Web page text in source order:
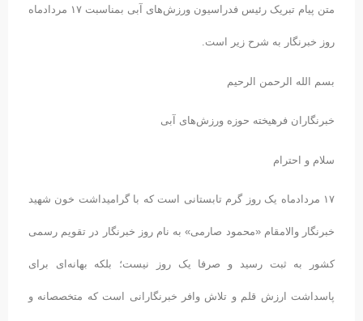
متن پیام تبریک رئیس فدراسیون ورزش‌های آبی بمناسبت ۱۷ مردادماه
روز خبرنگار به شرح زیر است.
بسم‌ الله الرحمن الرحیم
خبرنگاران فرهیخته حوزه‌ ورزش‌های آبی
سلام و احترام
۱۷ مردادماه یک روز گرم تابستانی است که با گرامیداشت خون شهید
خبرنگار والامقام «محمود صارمی» به نام روز خبرنگار در تقویم رسمی
کشور به ثبت رسید و صرفا یک روز نیست؛ بلکه بهانه‌ای برای
پاسداشت ارزش قلم و تلاش وافر خبرنگارانی است که متخصصانه و